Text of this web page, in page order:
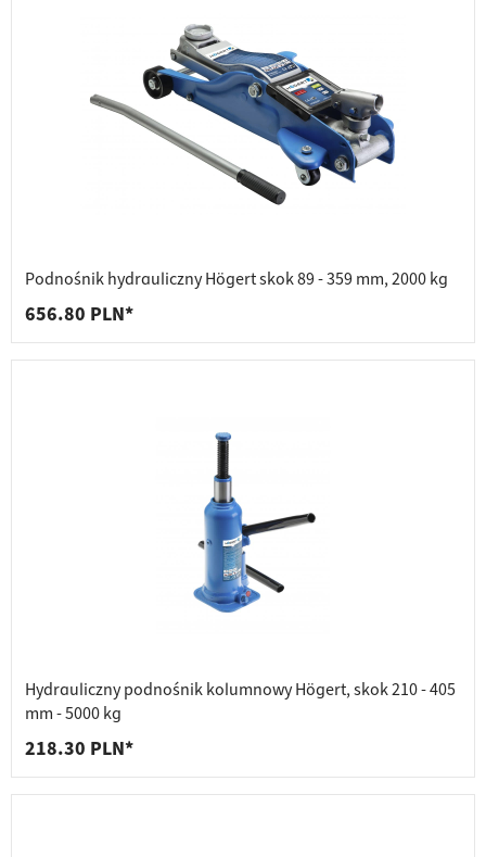
Podnośnik hydrauliczny Högert skok 89 - 359 mm, 2000 kg
656.80 PLN*
Hydrauliczny podnośnik kolumnowy Högert, skok 210 - 405
mm - 5000 kg
218.30 PLN*